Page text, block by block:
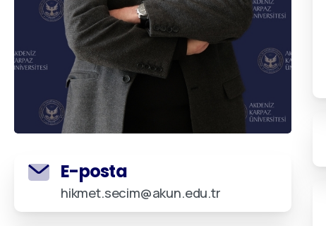
E-posta
hikmet.secim@akun.edu.tr